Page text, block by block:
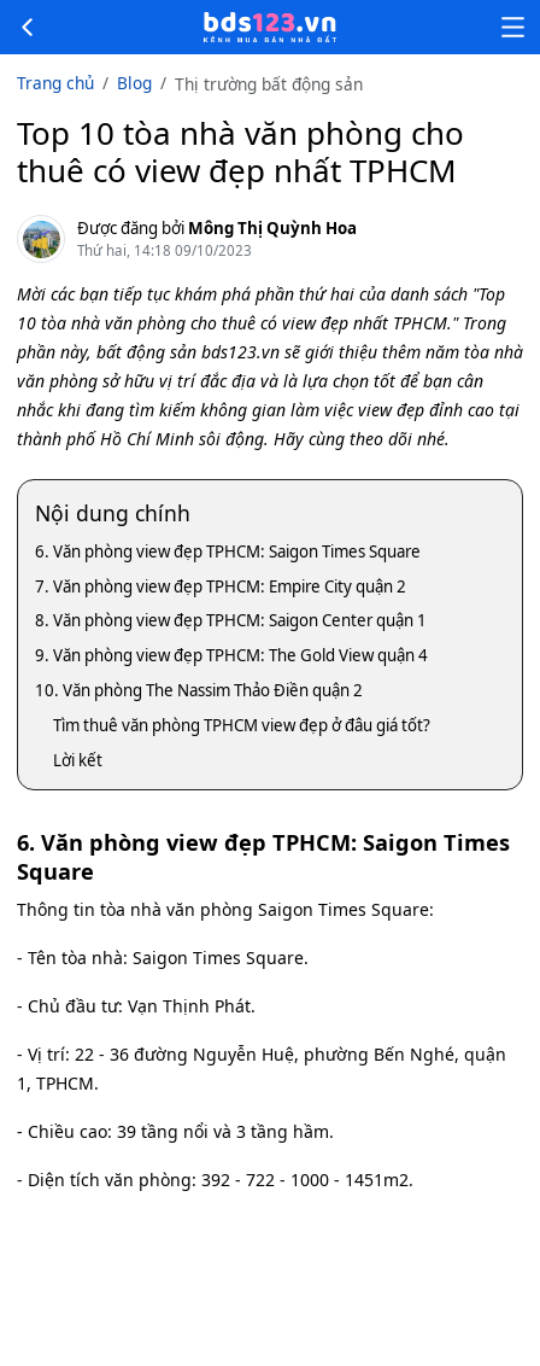
Trang chủ Blog Thị trường bất động sản
Top 10 tòa nhà văn phòng cho
thuê có view đẹp nhất TPHCM
Được đăng bởi Mông Thị Quỳnh Hoa
Thứ hai, 14:18 09/10/2023
Mời các bạn tiếp tục khám phá phần thứ hai của danh sách "Top
10 tòa nhà văn phòng cho thuê có view đẹp nhất TPHCM." Trong
phần này, bất động sản bds123.vn sẽ giới thiệu thêm năm tòa nhà
văn phòng sở hữu vị trí đắc địa và là lựa chọn tốt để bạn cân
nhắc khi đang tìm kiếm không gian làm việc view đẹp đỉnh cao tại
thành phố Hồ Chí Minh sôi động. Hãy cùng theo dõi nhé.
Nội dung chính
6. Văn phòng view đẹp TPHCM: Saigon Times Square
7. Văn phòng view đẹp TPHCM: Empire City quận 2
8. Văn phòng view đẹp TPHCM: Saigon Center quận 1
9. Văn phòng view đẹp TPHCM: The Gold View quận 4
10. Văn phòng The Nassim Thảo Điền quận 2
Tìm thuê văn phòng TPHCM view đẹp ở đâu giá tốt?
Lời kết
6. Văn phòng view đẹp TPHCM: Saigon Times
Square
Thông tin tòa nhà văn phòng Saigon Times Square:
- Tên tòa nhà: Saigon Times Square.
- Chủ đầu tư: Vạn Thịnh Phát.
- Vị trí: 22 - 36 đường Nguyễn Huệ, phường Bến Nghé, quận
1, TPHCM.
- Chiều cao: 39 tầng nổi và 3 tầng hầm.
- Diện tích văn phòng: 392 - 722 - 1000 - 1451m2.